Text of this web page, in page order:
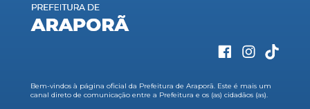
Bem-vindos à página oficial da Prefeitura de Araporã. Este é mais um
canal direto de comunicação entre a Prefeitura e os (as) cidadãos (as).